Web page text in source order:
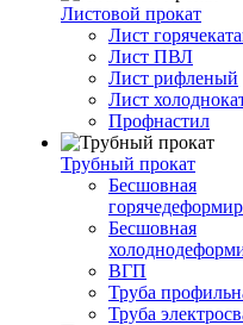
Листовой прокат
Лист
Лист ПВЛ
Лист рифленый
Лист
Профнастил
Трубный прокат
Бесшовная
Бесшовная
ВГП
Труба
Труба